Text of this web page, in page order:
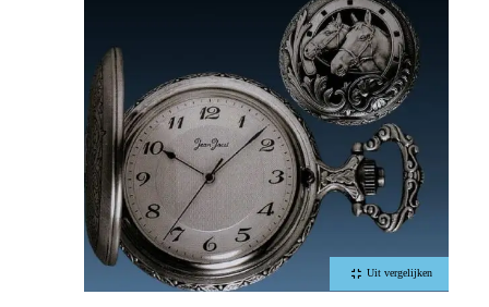
Uit vergelijken